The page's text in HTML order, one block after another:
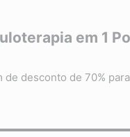
em 1
desconto de 70%